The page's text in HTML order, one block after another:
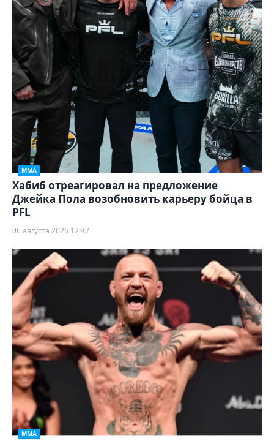
ММА
Хабиб отреагировал на предложение
Джейка Пола возобновить карьеру бойца в
PFL
06 августа 2026 12:47
ММА